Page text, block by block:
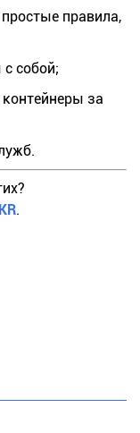
правила,
собой;
за
.